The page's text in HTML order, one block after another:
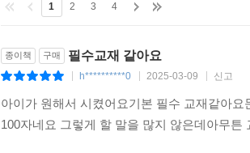
1 2 3 4
종이책 구매 필수교재 같아요
h**********0 2025-03-09 신고
아이가 원해서 시켰어요기본 필수 교재같아
100자네요 그렇게 할 말을 많지 않은데아무